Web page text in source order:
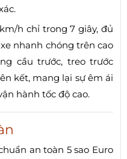
h chỉ trong 7 giây, đủ
nhanh chóng trên cao
cầu trước, treo trước
kết, mang lại sự êm ái
hành tốc độ cao.
an toàn 5 sao Euro